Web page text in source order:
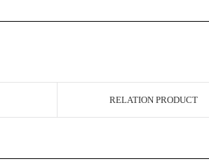
RELATION PRODUCT